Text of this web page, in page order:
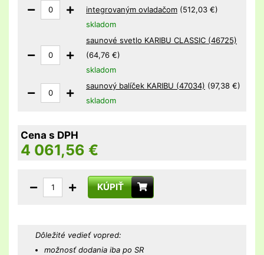
integrovaným ovladačom (512,03 €)
skladom
saunové svetlo KARIBU CLASSIC (46725)
(64,76 €)
skladom
saunový balíček KARIBU (47034) (97,38 €)
skladom
Cena s DPH
4 061,56 €
KÚPIŤ
Dôležité vedieť vopred:
možnosť dodania iba po SR